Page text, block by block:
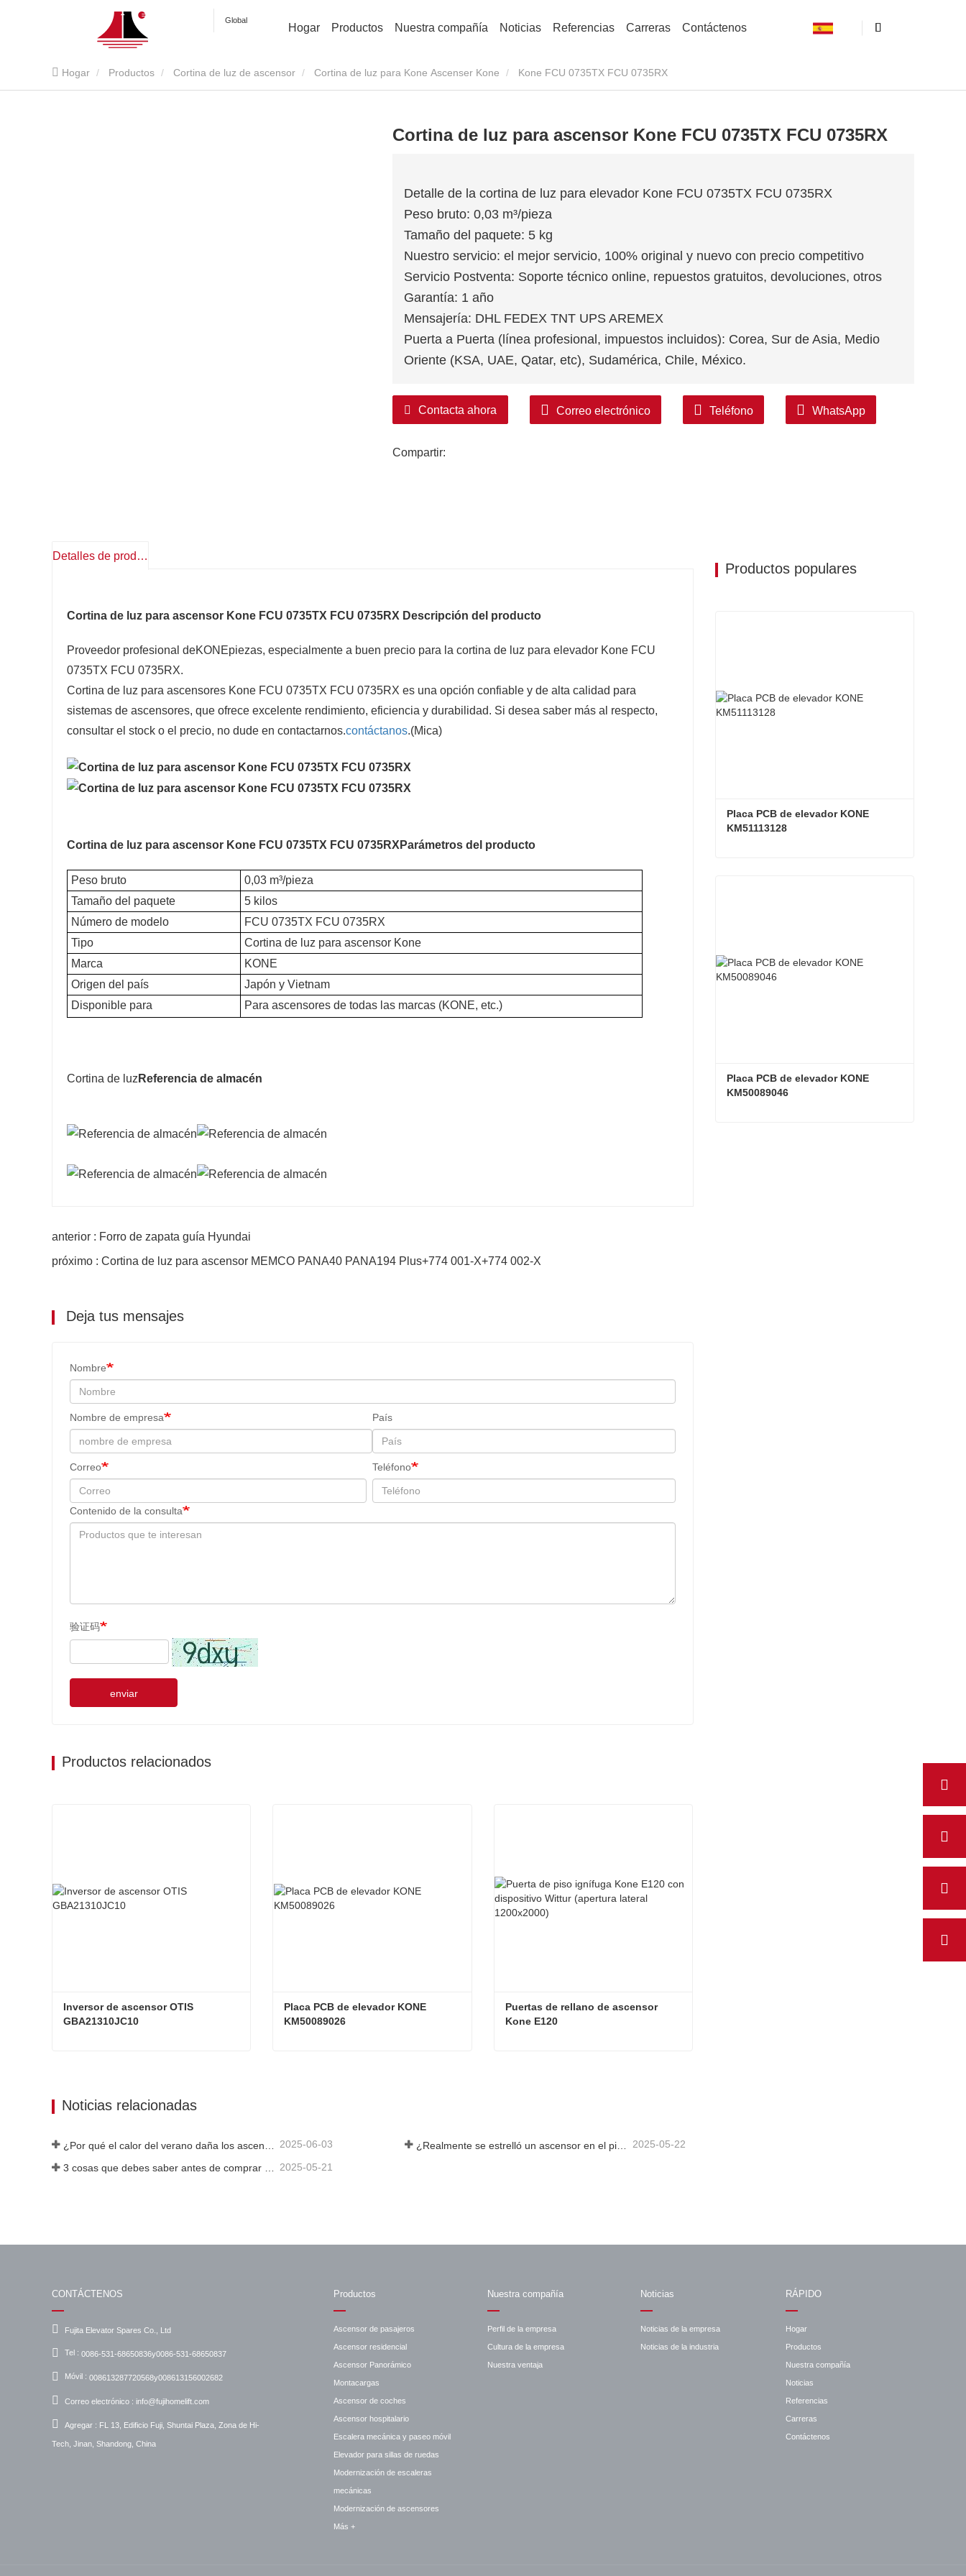
Global
Hogar Productos Nuestra compañía Noticias Referencias Carreras Contáctenos
Hogar Productos Cortina de luz de ascensor Cortina de luz para Kone Ascenser Kone Kone FCU 0735TX FCU 0735RX
Cortina de luz para ascensor Kone FCU 0735TX FCU 0735RX
Detalle de la cortina de luz para elevador Kone FCU 0735TX FCU 0735RX
Peso bruto: 0,03 m³/pieza
Tamaño del paquete: 5 kg
Nuestro servicio: el mejor servicio, 100% original y nuevo con precio competitivo
Servicio Postventa: Soporte técnico online, repuestos gratuitos, devoluciones, otros
Garantía: 1 año
Mensajería: DHL FEDEX TNT UPS AREMEX
Puerta a Puerta (línea profesional, impuestos incluidos): Corea, Sur de Asia, Medio
Oriente (KSA, UAE, Qatar, etc), Sudamérica, Chile, México.
Contacta ahora Correo electrónico Teléfono WhatsApp
Compartir:
Detalles de producto
Cortina de luz para ascensor Kone FCU 0735TX FCU 0735RX Descripción del producto
Proveedor profesional deKONEpiezas, especialmente a buen precio para la cortina de luz para elevador Kone FCU
0735TX FCU 0735RX.
Cortina de luz para ascensores Kone FCU 0735TX FCU 0735RX es una opción confiable y de alta calidad para
sistemas de ascensores, que ofrece excelente rendimiento, eficiencia y durabilidad. Si desea saber más al respecto,
consultar el stock o el precio, no dude en contactarnos.contáctanos.(Mica)
Cortina de luz para ascensor Kone FCU 0735TX FCU 0735RX Parámetros del producto
Peso bruto
0,03 m³/pieza
Tamaño del paquete
5 kilos
Número de modelo
FCU 0735TX FCU 0735RX
Tipo
Cortina de luz para ascensor Kone
Marca
KONE
Origen del país
Japón y Vietnam
Disponible para
Para ascensores de todas las marcas (KONE, etc.)
Cortina de luz Referencia de almacén
anterior : Forro de zapata guía Hyundai
próximo : Cortina de luz para ascensor MEMCO PANA40 PANA194 Plus+774 001-X+774 002-X
Deja tus mensajes
Nombre
Nombre de empresa País
Correo Teléfono
Contenido de la consulta
验证码
enviar
Productos relacionados
Inversor de ascensor OTIS
GBA21310JC10
Placa PCB de elevador KONE
KM50089026
Puertas de rellano de ascensor
Kone E120
Noticias relacionadas
2025-06-03 ¿Realmente se estrelló un ascensor en el piso 40? 2025-05-22
2025-05-21
Productos populares
Placa PCB de elevador KONE
KM51113128
Placa PCB de elevador KONE
KM50089046
CONTÁCTENOS
Fujita Elevator Spares Co., Ltd
Tel : 0086-531-68650836y0086-531-68650837
Móvil : 008613287720568y008613156002682
Correo electrónico : info@fujihomelift.com
Agregar : FL 13, Edificio Fuji, Shuntai Plaza, Zona de Hi-
Tech, Jinan, Shandong, China
Productos
Ascensor de pasajeros
Ascensor residencial
Ascensor Panorámico
Montacargas
Ascensor de coches
Ascensor hospitalario
Escalera mecánica y paseo móvil
Elevador para sillas de ruedas
Modernización de escaleras
mecánicas
Modernización de ascensores
Más +
Nuestra compañía
Perfil de la empresa
Cultura de la empresa
Nuestra ventaja
Noticias
Noticias de la empresa
Noticias de la industria
RÁPIDO
Hogar
Productos
Nuestra compañía
Noticias
Referencias
Carreras
Contáctenos